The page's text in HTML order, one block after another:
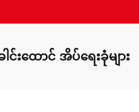
းထောင် အိပ်ရေးခုံများ